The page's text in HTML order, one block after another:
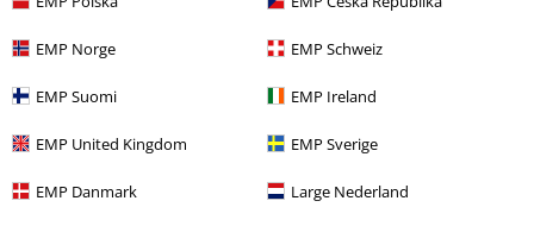
EMP Norge EMP Schweiz
EMP Suomi EMP Ireland
EMP United Kingdom EMP Sverige
EMP Danmark Large Nederland
Servizio Clienti
FAQ
Condizioni di Reso
Rendi un articolo